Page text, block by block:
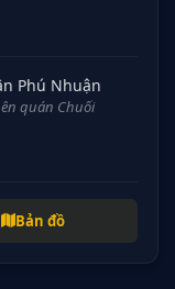
Phú Nhuận
quán Chuối
Bản đồ